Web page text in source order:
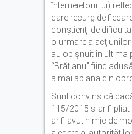
întemeietorii lui)
care recurg de
conştienţi de
o urmare a
au obişnuit în ultima
“Brătianu” fiind
a mai aplana din
Sunt convins că
115/2015 s-ar fi pliat
ar fi avut nimic de